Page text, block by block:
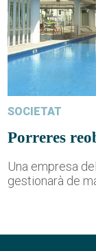
SOCIETAT
Porreres
Una empresa
gestionarà de